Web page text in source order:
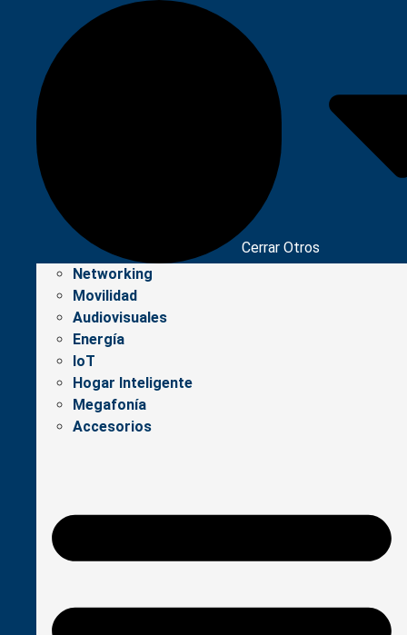
Cerrar Otros
Networking
Movilidad
Audiovisuales
Energía
IoT
Hogar Inteligente
Megafonía
Accesorios